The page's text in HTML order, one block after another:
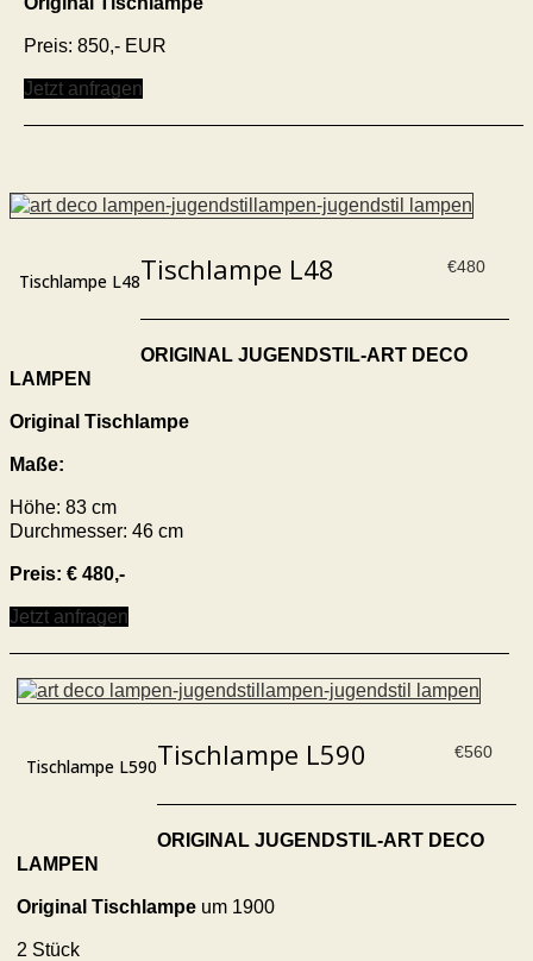
Preis: 850,- EUR
Jetzt anfragen
Tischlampe L48
€480
Tischlampe L48
ORIGINAL JUGENDSTIL-ART DECO
LAMPEN
Original Tischlampe
Maße:
Höhe: 83 cm
Durchmesser: 46 cm
Preis: € 480,-
Jetzt anfragen
Tischlampe L590
€560
Tischlampe L590
ORIGINAL JUGENDSTIL-ART DECO
LAMPEN
Original Tischlampe um 1900
2 Stück